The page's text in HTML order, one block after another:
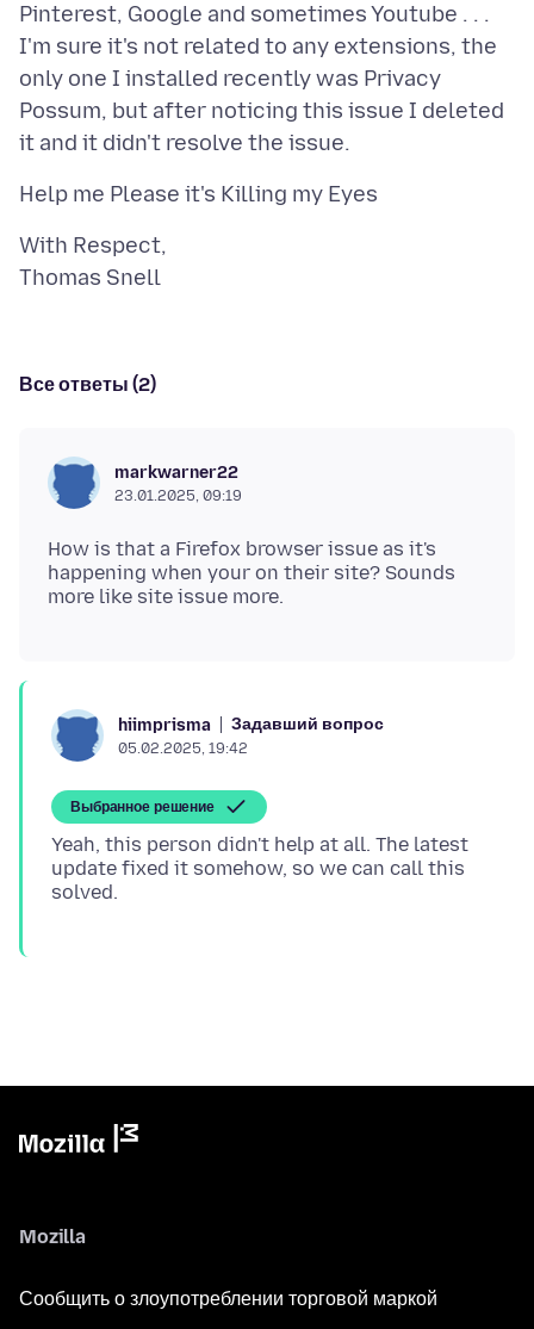
Pinterest, Google and sometimes Youtube . . .
I'm sure it's not related to any extensions, the
only one I installed recently was Privacy
Possum, but after noticing this issue I deleted
With Respect,
Все ответы (2)
markwarner22
23.01.2025, 09:19
How is that a Firefox browser issue as it's
happening when your on their site? Sounds
hiimprisma Задавший вопрос
05.02.2025, 19:42
Выбранное решение
Yeah, this person didn't help at all. The latest
update fixed it somehow, so we can call this
Mozilla
Сообщить о злоупотреблении торговой маркой